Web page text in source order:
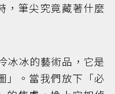
，筆尖究竟藏著什麼
冰冰的藝術品，它是
」。當我們放下「必